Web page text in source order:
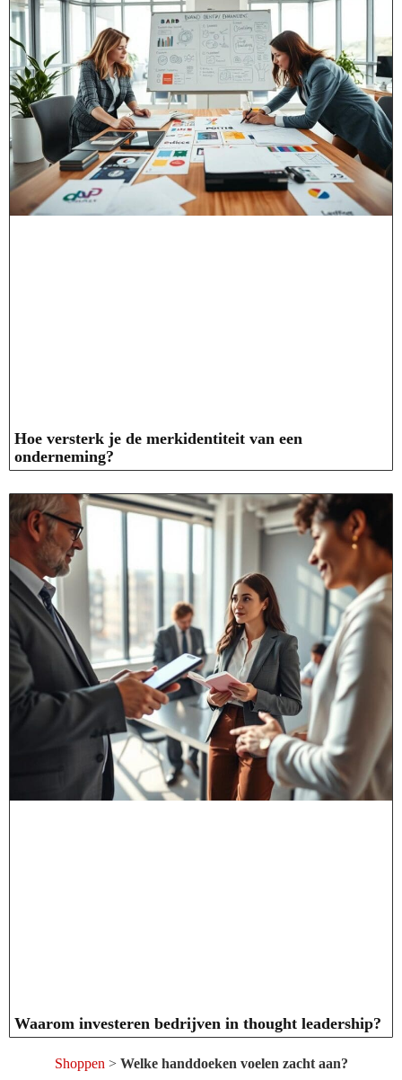
Hoe versterk je de merkidentiteit van een
onderneming?
Waarom investeren bedrijven in thought leadership?
Shoppen > Welke handdoeken voelen zacht aan?